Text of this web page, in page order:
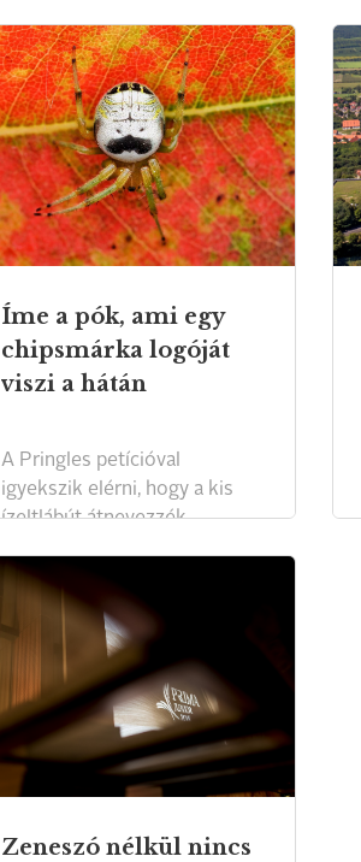
Íme a pók, ami egy
chipsmárka logóját
viszi a hátán
A Pringles petícióval
igyekszik elérni, hogy a kis
ízeltlábút átnevezzék.
Zeneszó nélkül nincs